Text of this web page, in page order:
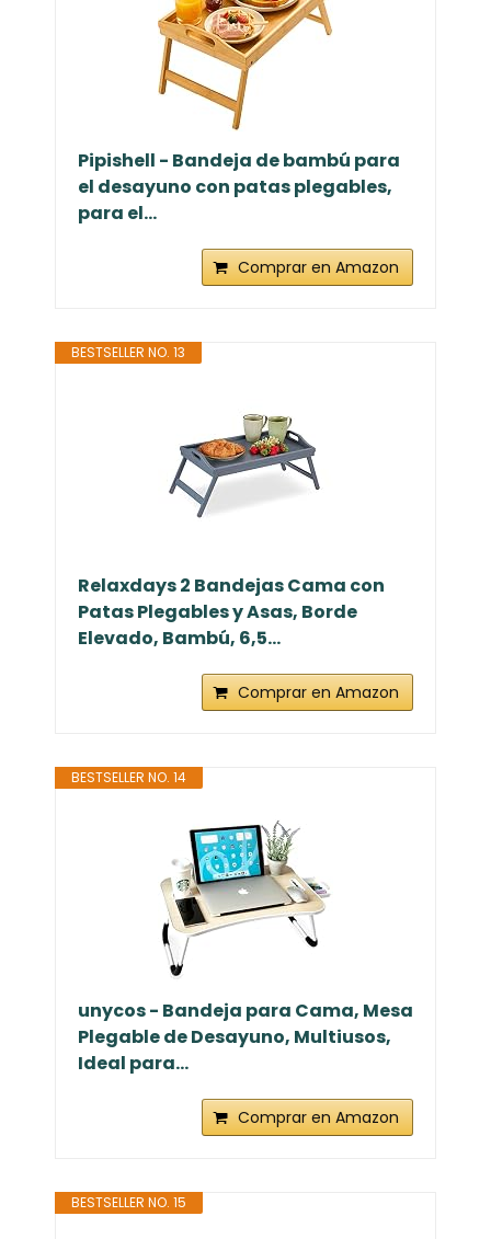
Pipishell - Bandeja de bambú para
el desayuno con patas plegables,
para el...
Comprar en Amazon
BESTSELLER NO. 13
Relaxdays 2 Bandejas Cama con
Patas Plegables y Asas, Borde
Elevado, Bambú, 6,5...
Comprar en Amazon
BESTSELLER NO. 14
unycos - Bandeja para Cama, Mesa
Plegable de Desayuno, Multiusos,
Ideal para...
Comprar en Amazon
BESTSELLER NO. 15